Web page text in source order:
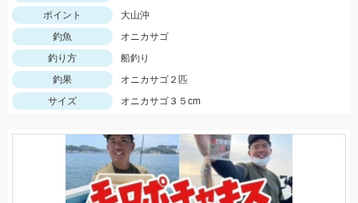
ポイント
大山沖
釣魚
オニカサゴ
釣り方
船釣り
釣果
オニカサゴ２匹
サイズ
オニカサゴ３５cm